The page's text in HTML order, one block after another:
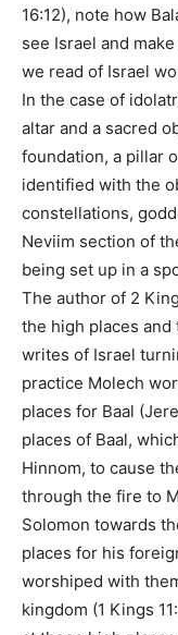
16:12), note how
see Israel and
we read of Israel
In the case of
altar and a sacred
foundation, a pillar
identified with the
constellations,
Neviim section of
being set up in a
The author of 2
the high places
writes of Israel
practice Molech
places for Baal (
places of Baal,
Hinnom, to cause
through the fire to
Solomon towards
places for his
worshiped with
kingdom (1 Kings